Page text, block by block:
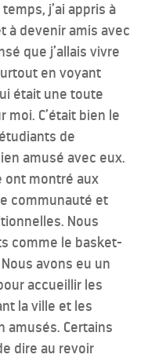
j’ai appris à
à devenir amis avec
que j’allais vivre
en voyant
était une toute
C’était bien le
de
amusé avec eux.
ont montré aux
communauté et
Nous
comme le basket-
avons eu un
accueillir les
la ville et les
amusés. Certains
dire au revoir